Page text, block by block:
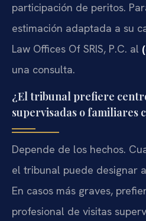
participación de peritos.
estimación adaptada a su
Law Offices Of SRIS, P.C. al
una consulta.
¿El tribunal prefiere
supervisadas o familiares
Depende de los hechos.
el tribunal puede designar
En casos más graves,
profesional de visitas